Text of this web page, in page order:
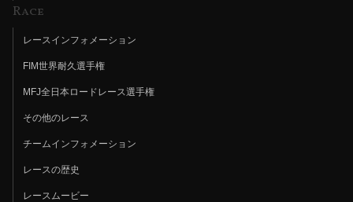
Race
レースインフォメーション
FIM世界耐久選手権
MFJ全日本ロードレース選手権
その他のレース
チームインフォメーション
レースの歴史
レースムービー